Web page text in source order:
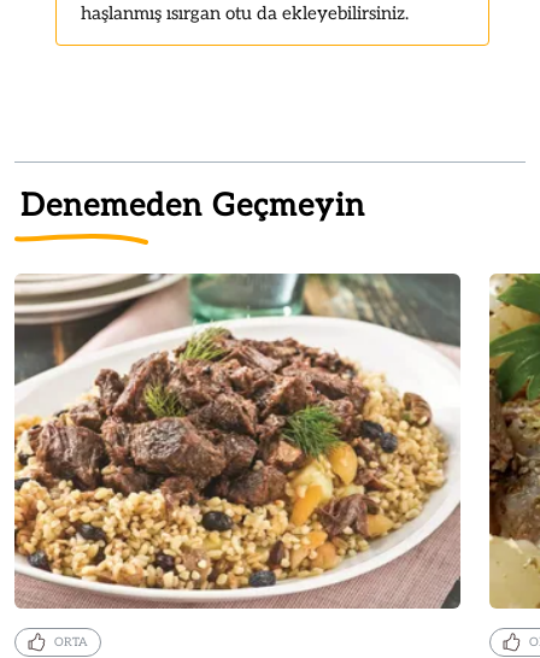
haşlanmış ısırgan otu da ekleyebilirsiniz.
Denemeden Geçmeyin
ORTA